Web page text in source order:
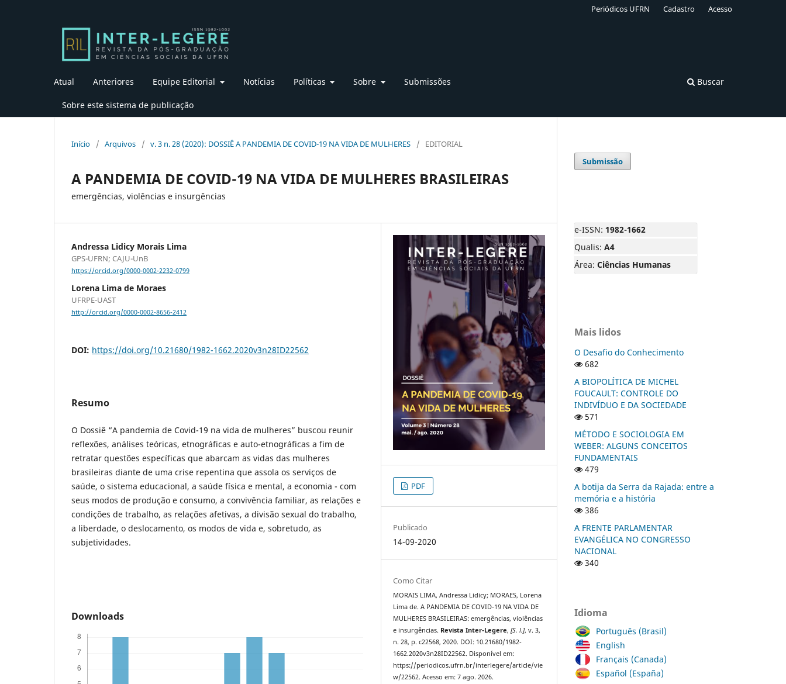
Atual Anteriores Equipe Editorial Notícias Políticas Sobre Submissões
Sobre este sistema de publicação
Buscar
Periódicos UFRN Cadastro Acesso
Início / Arquivos / v. 3 n. 28 (2020): DOSSIÊ A PANDEMIA DE COVID-19 NA VIDA DE MULHERES / EDITORIAL
A PANDEMIA DE COVID-19 NA VIDA DE MULHERES BRASILEIRAS
emergências, violências e insurgências
Andressa Lidicy Morais Lima
GPS-UFRN; CAJU-UnB
https://orcid.org/0000-0002-2232-0799
Lorena Lima de Moraes
UFRPE-UAST
http://orcid.org/0000-0002-8656-2412
DOI: https://doi.org/10.21680/1982-1662.2020v3n28ID22562
Resumo
O Dossiê “A pandemia de Covid-19 na vida de mulheres” buscou reunir
reflexões, análises teóricas, etnográficas e auto-etnográficas a fim de
retratar questões específicas que abarcam as vidas das mulheres
brasileiras diante de uma crise repentina que assola os serviços de
saúde, o sistema educacional, a saúde física e mental, a economia - com
seus modos de produção e consumo, a convivência familiar, as relações e
condições de trabalho, as relações afetivas, a divisão sexual do trabalho,
a liberdade, o deslocamento, os modos de vida e, sobretudo, as
subjetividades.
Downloads
PDF
Publicado
14-09-2020
Como Citar
MORAIS LIMA, Andressa Lidicy; MORAES, Lorena
Lima de. A PANDEMIA DE COVID-19 NA VIDA DE
MULHERES BRASILEIRAS: emergências, violências
e insurgências. Revista Inter-Legere,[S. l.], v. 3,
n. 28, p. c22568, 2020. DOI: 10.21680/1982-
1662.2020v3n28ID22562. Disponível em:
https://periodicos.ufrn.br/interlegere/article/vie
w/22562. Acesso em: 7 ago. 2026.
Submissão
e-ISSN: 1982-1662
Qualis: A4
Área: Ciências Humanas
Mais lidos
O Desafio do Conhecimento
682
A BIOPOLÍTICA DE MICHEL
FOUCAULT: CONTROLE DO
INDIVÍDUO E DA SOCIEDADE
571
MÉTODO E SOCIOLOGIA EM
WEBER: ALGUNS CONCEITOS
FUNDAMENTAIS
479
A botija da Serra da Rajada: entre a
memória e a história
386
A FRENTE PARLAMENTAR
EVANGÉLICA NO CONGRESSO
NACIONAL
340
Idioma
Português (Brasil)
English
Français (Canada)
Español (España)